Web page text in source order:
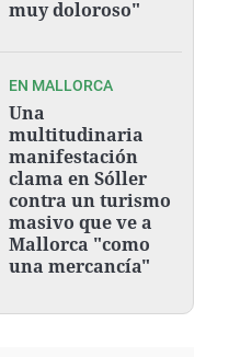
muy doloroso"
EN MALLORCA
Una
multitudinaria
manifestación
clama en Sóller
contra un turismo
masivo que ve a
Mallorca "como
una mercancía"